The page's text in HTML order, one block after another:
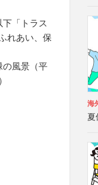
下「トラス
れあい、保
の風景（平
海
夏